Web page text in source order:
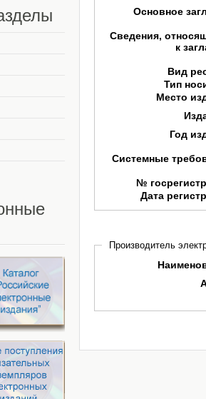
Основное
Сведения,
к
Вид
Тип
Место
Год
Системные
№
Дата
Производитель